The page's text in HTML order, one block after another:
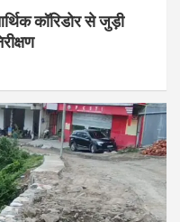
कॉरिडोर से जुड़ी